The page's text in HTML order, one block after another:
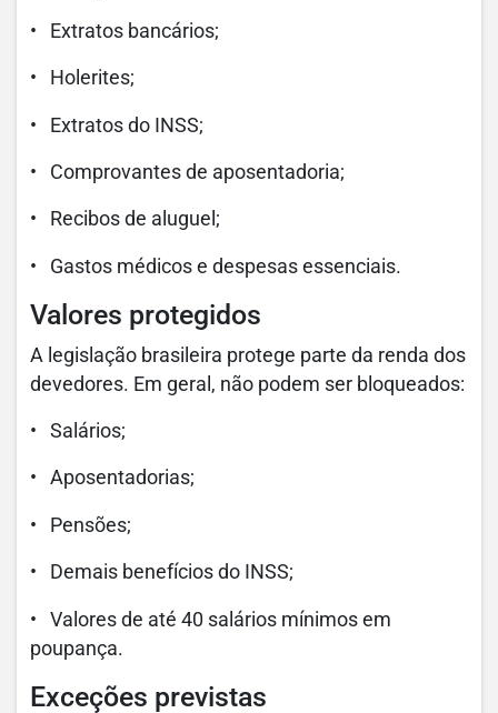
• Extratos bancários;
• Holerites;
• Extratos do INSS;
• Comprovantes de aposentadoria;
• Recibos de aluguel;
• Gastos médicos e despesas essenciais.
Valores protegidos
A legislação brasileira protege parte da renda dos
devedores. Em geral, não podem ser bloqueados:
• Salários;
• Aposentadorias;
• Pensões;
• Demais benefícios do INSS;
• Valores de até 40 salários mínimos em
poupança.
Exceções previstas